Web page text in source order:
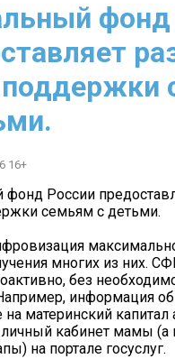
фонд
16+
России
семьям с детьми.
многих из них.
без
информация
на материнский капитал
личный кабинет мамы (а
на портале госуслуг.